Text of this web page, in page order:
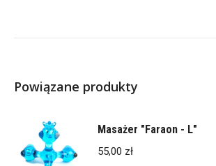
Powiązane produkty
Masażer "Faraon - L"
55,00 zł